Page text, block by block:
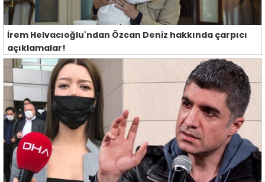
İrem Helvacıoğlu'ndan Özcan Deniz hakkında çarpıcı
açıklamalar!